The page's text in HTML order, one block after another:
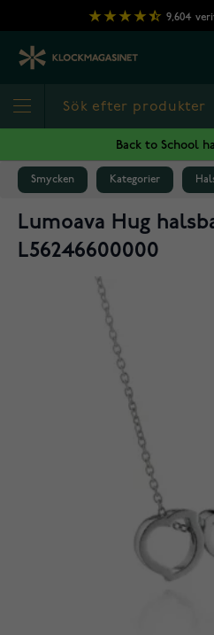
Hoppa till innehållet
9,604
Back to School
Smycken Kategorier
Lumoava Hug
L56246600000